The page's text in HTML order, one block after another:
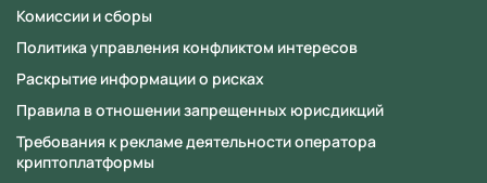
Комиссии и сборы
Политика управления конфликтом интересов
Раскрытие информации о рисках
Правила в отношении запрещенных юрисдикций
Требования к рекламе деятельности оператора
криптоплатформы